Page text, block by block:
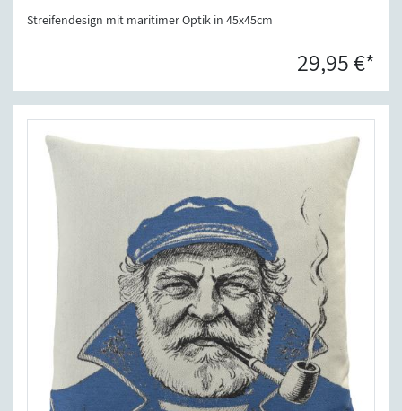
Streifendesign mit maritimer Optik in 45x45cm
29,95 €*